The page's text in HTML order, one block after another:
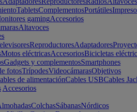
TabletsComplementosPortátiles
gamingAccesorios
Altavoces
ReproductoresAdaptadores
Motos eléctricasAccesoriosBicicletas
Gadgets y complementosSmartphones
fotosTrípodesVideocámarasObjetivos
de alimentaciónCables USBCables
Accesorios
ColchasSábanasNórdicos